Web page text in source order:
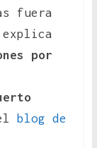
fuera
por
blog de